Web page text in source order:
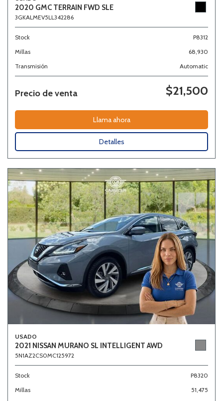
2020 GMC TERRAIN FWD SLE
3GKALMEV5LL342286
Stock
P8312
Millas
68,930
Transmisión
Automatic
Precio de venta $21,500
Llama ahora
Detalles
USADO
2021 NISSAN MURANO SL INTELLIGENT AWD
5N1AZ2CS0MC125972
Stock
P8320
Millas
51,475